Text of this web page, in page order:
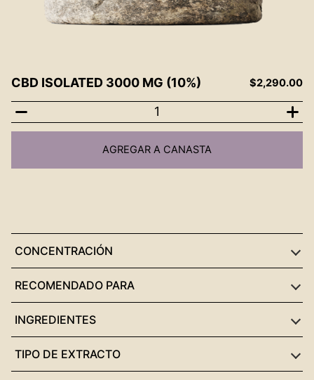
CBD ISOLATED 3000 MG (10%) $2,290.00
CBD
AGREGAR A CANASTA
CONCENTRACIÓN
RECOMENDADO PARA
INGREDIENTES
TIPO DE EXTRACTO